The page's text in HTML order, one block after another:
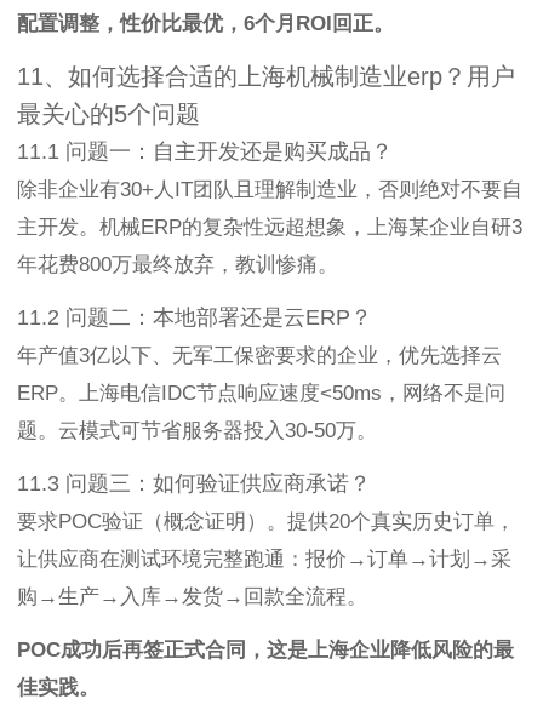
配置调整，性价比最优，6个月ROI回正。
11、如何选择合适的上海机械制造业erp？用户
最关心的5个问题
11.1 问题一：自主开发还是购买成品？
除非企业有30+人IT团队且理解制造业，否则绝对不要自
主开发。机械ERP的复杂性远超想象，上海某企业自研3
年花费800万最终放弃，教训惨痛。
11.2 问题二：本地部署还是云ERP？
年产值3亿以下、无军工保密要求的企业，优先选择云
ERP。上海电信IDC节点响应速度<50ms，网络不是问
题。云模式可节省服务器投入30-50万。
11.3 问题三：如何验证供应商承诺？
要求POC验证（概念证明）。提供20个真实历史订单，
让供应商在测试环境完整跑通：报价→订单→计划→采
购→生产→入库→发货→回款全流程。
POC成功后再签正式合同，这是上海企业降低风险的最
佳实践。